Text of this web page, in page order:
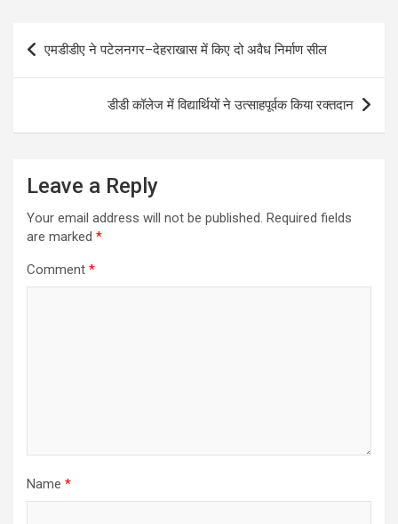
p
p
o
k
Post
navigation
एमडीडीए ने पटेलनगर–देहराखास में किए दो अवैध निर्माण सील
डीडी कॉलेज में विद्यार्थियों ने उत्साहपूर्वक किया रक्तदान
Leave a Reply
Your email address will not be published. Required fields
are marked *
Comment *
Name *